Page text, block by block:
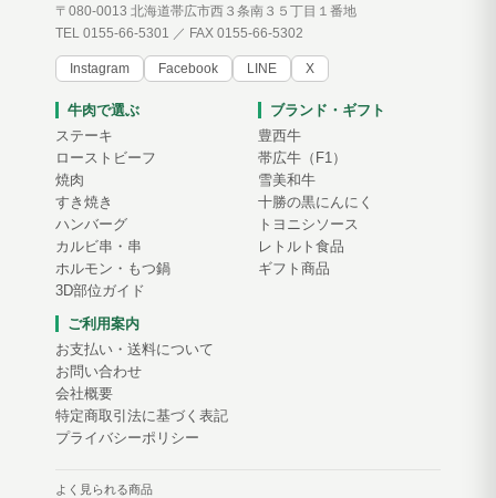
〒080-0013 北海道帯広市西３条南３５丁目１番地
TEL 0155-66-5301 ／ FAX 0155-66-5302
Instagram Facebook LINE X
牛肉で選ぶ
ステーキ
ローストビーフ
焼肉
すき焼き
ハンバーグ
カルビ串・串
ホルモン・もつ鍋
3D部位ガイド
ブランド・ギフト
豊西牛
帯広牛（F1）
雪美和牛
十勝の黒にんにく
トヨニシソース
レトルト食品
ギフト商品
ご利用案内
お支払い・送料について
お問い合わせ
会社概要
特定商取引法に基づく表記
プライバシーポリシー
よく見られる商品